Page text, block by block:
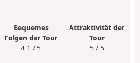
Bequemes
Folgen der Tour
4.1 / 5
Attraktivität der
Tour
5 / 5